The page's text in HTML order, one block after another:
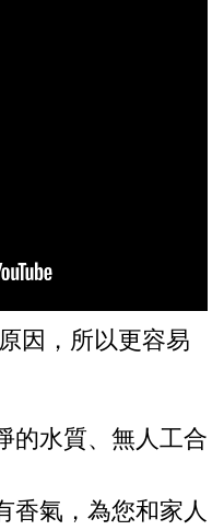
因，所以更容易
的水質、無人工合
香氣，為您和家人